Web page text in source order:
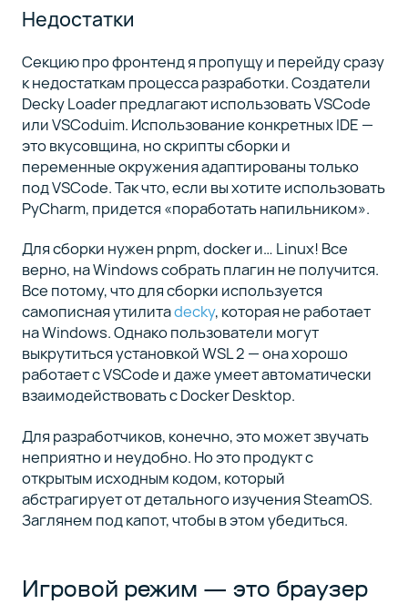
Недостатки
Секцию про фронтенд я пропущу и перейду сразу
к недостаткам процесса разработки. Создатели
Decky Loader предлагают использовать VSCode
или VSCoduim. Использование конкретных IDE —
это вкусовщина, но скрипты сборки и
переменные окружения адаптированы только
под VSCode. Так что, если вы хотите использовать
PyCharm, придется «поработать напильником».
Для сборки нужен pnpm, docker и… Linux! Все
верно, на Windows собрать плагин не получится.
Все потому, что для сборки используется
самописная утилитаdecky, которая не работает
на Windows. Однако пользователи могут
выкрутиться установкой WSL 2 — она хорошо
работает с VSCode и даже умеет автоматически
взаимодействовать с Docker Desktop.
Для разработчиков, конечно, это может звучать
неприятно и неудобно. Но это продукт с
открытым исходным кодом, который
абстрагирует от детального изучения SteamOS.
Заглянем под капот, чтобы в этом убедиться.
Игровой режим — это браузер